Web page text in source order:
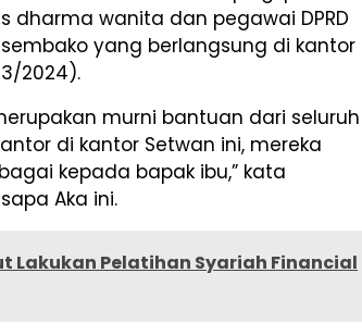
dharma wanita dan pegawai DPRD
yang berlangsung di kantor
2024).
murni bantuan dari seluruh
di kantor Setwan ini, mereka
kepada bapak ibu,” kata
Aka ini.
Lakukan Pelatihan Syariah Financial